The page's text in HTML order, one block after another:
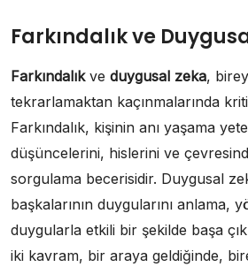
Farkındalık ve
Farkındalıkve duygusal zeka,
tekrarlamaktan kaçınmalarında
Farkındalık, kişinin anı yaşama
düşüncelerini, hislerini ve
sorgulama becerisidir. Duygusal
başkalarının duygularını anlama,
duygularla etkili bir şekilde başa
iki kavram, bir araya geldiğinde,